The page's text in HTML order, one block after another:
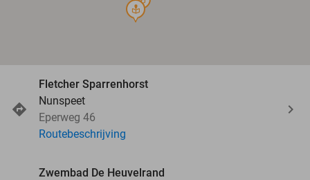
course
Fletcher Sparrenhorst
Nunspeet
Eperweg 46
Routebeschrijving
Zwembad De Heuvelrand